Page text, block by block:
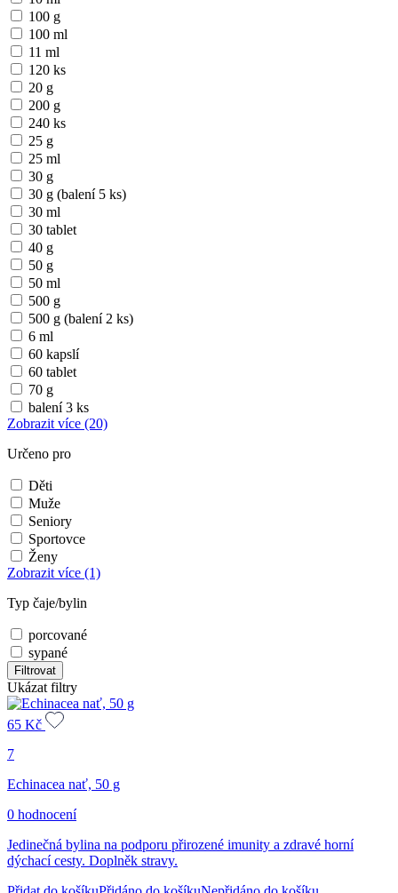
100 g
100 ml
11 ml
120 ks
20 g
200 g
240 ks
25 g
25 ml
30 g
30 g (balení 5 ks)
30 ml
30 tablet
40 g
50 g
50 ml
500 g
500 g (balení 2 ks)
6 ml
60 kapslí
60 tablet
70 g
balení 3 ks
Zobrazit více (20)
Určeno pro
Děti
Muže
Seniory
Sportovce
Ženy
Zobrazit více (1)
Typ čaje/bylin
porcované
sypané
Filtrovat
Ukázat filtry
65 Kč
7
Echinacea nať, 50 g
0 hodnocení
Jedinečná bylina na podporu přirozené imunity a zdravé horní
dýchací cesty. Doplněk stravy.